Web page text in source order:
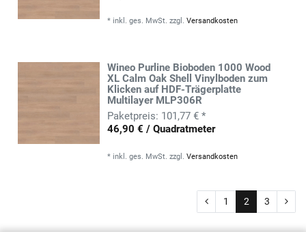
* inkl. ges. MwSt. zzgl.Versandkosten
Wineo Purline Bioboden 1000 Wood
XL Calm Oak Shell Vinylboden zum
Klicken auf HDF-Trägerplatte
Multilayer MLP306R
101,77 € *
46,90 € / Quadratmeter
* inkl. ges. MwSt. zzgl.Versandkosten
1 2 3